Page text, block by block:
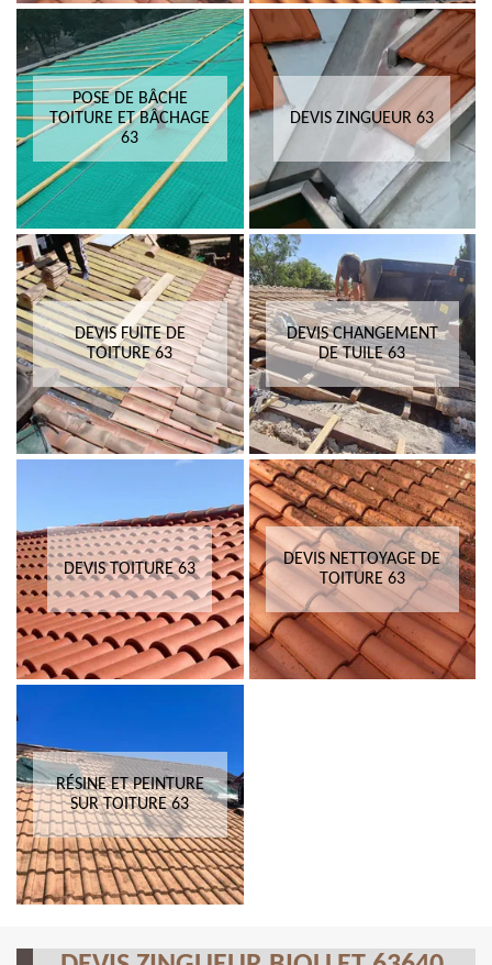
POSE DE BÂCHE
TOITURE ET BÂCHAGE
63
DEVIS ZINGUEUR 63
DEVIS FUITE DE
TOITURE 63
DEVIS CHANGEMENT
DE TUILE 63
DEVIS TOITURE 63
DEVIS NETTOYAGE DE
TOITURE 63
RÉSINE ET PEINTURE
SUR TOITURE 63